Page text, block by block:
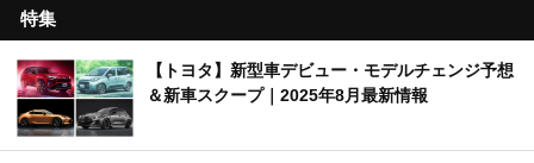
特集
【トヨタ】新型車デビュー・モデルチェンジ予想
＆新車スクープ｜2025年8月最新情報